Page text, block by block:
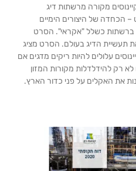
מקורה מרשתות דיג
– הכחדה של היצורים הימיים
ברשתות כשלל "אקראי". הסרט
תעשיית הדיג בעולם. הסרט מציג
עד שנת 2048, האוקיינוסים עלולים להיות ריקים מדגים אם
רק להידלדלות מקורות המזון
את האקלים על פני כדור הארץ.